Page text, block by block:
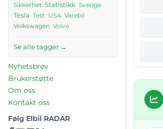
Sikkerhet Statistikk Sverige
Tesla Test USA Varebil
Volkswagen Volvo
Se alle tagger →
Nyhetsbrev
Brukerstøtte
Om oss
Kontakt oss
Følg Elbil RADAR